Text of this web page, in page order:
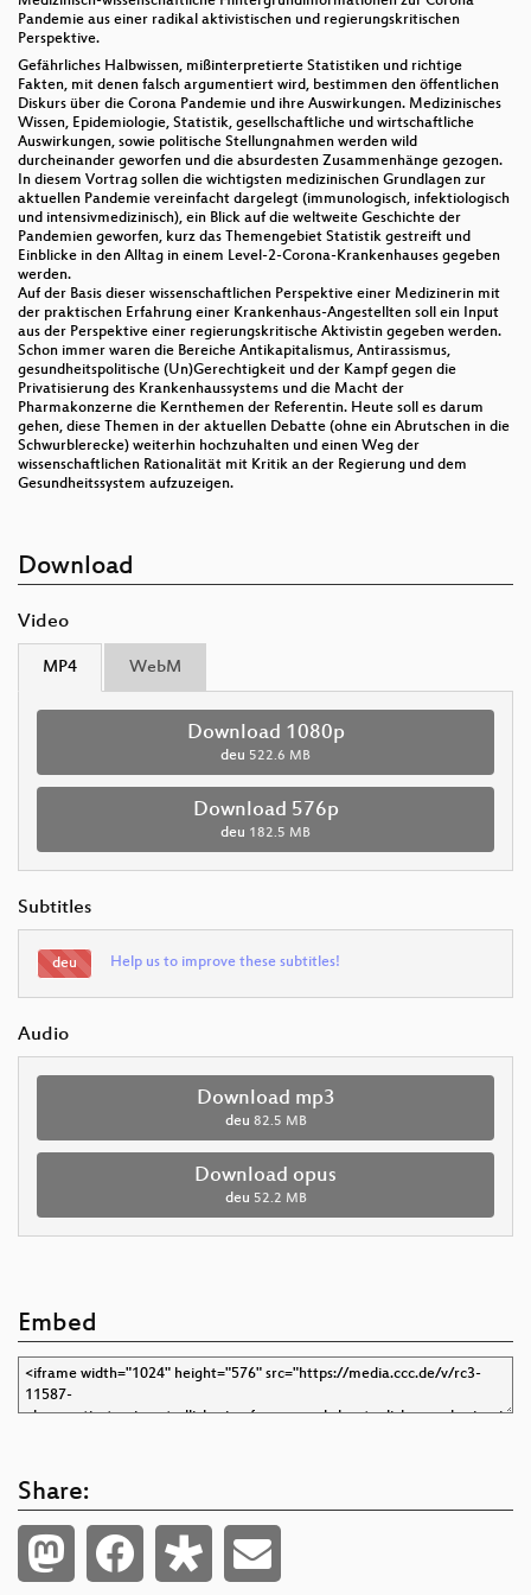
Pandemie aus einer radikal aktivistischen und regierungskritischen
Perspektive.
Gefährliches Halbwissen, mißinterpretierte Statistiken und richtige
Fakten, mit denen falsch argumentiert wird, bestimmen den öffentlichen
Diskurs über die Corona Pandemie und ihre Auswirkungen. Medizinisches
Wissen, Epidemiologie, Statistik, gesellschaftliche und wirtschaftliche
Auswirkungen, sowie politische Stellungnahmen werden wild
durcheinander geworfen und die absurdesten Zusammenhänge gezogen.
In diesem Vortrag sollen die wichtigsten medizinischen Grundlagen zur
aktuellen Pandemie vereinfacht dargelegt (immunologisch, infektiologisch
und intensivmedizinisch), ein Blick auf die weltweite Geschichte der
Pandemien geworfen, kurz das Themengebiet Statistik gestreift und
Einblicke in den Alltag in einem Level-2-Corona-Krankenhauses gegeben
werden.
Auf der Basis dieser wissenschaftlichen Perspektive einer Medizinerin mit
der praktischen Erfahrung einer Krankenhaus-Angestellten soll ein Input
aus der Perspektive einer regierungskritische Aktivistin gegeben werden.
Schon immer waren die Bereiche Antikapitalismus, Antirassismus,
gesundheitspolitische (Un)Gerechtigkeit und der Kampf gegen die
Privatisierung des Krankenhaussystems und die Macht der
Pharmakonzerne die Kernthemen der Referentin. Heute soll es darum
gehen, diese Themen in der aktuellen Debatte (ohne ein Abrutschen in die
Schwurblerecke) weiterhin hochzuhalten und einen Weg der
wissenschaftlichen Rationalität mit Kritik an der Regierung und dem
Gesundheitssystem aufzuzeigen.
Download
Video
MP4 WebM
Download 1080p
deu 522.6 MB
Download 576p
deu 182.5 MB
Subtitles
deu Help us to improve these subtitles!
Audio
Download mp3
deu 82.5 MB
Download opus
deu 52.2 MB
Embed
Share: